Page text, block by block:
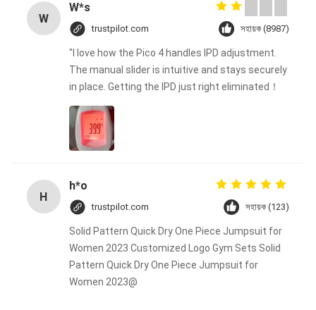
W
W*s
trustpilot.com সহায়ক (8987)
"I love how the Pico 4 handles IPD adjustment.
The manual slider is intuitive and stays securely
in place. Getting the IPD just right eliminated！
H
h*o
trustpilot.com সহায়ক (123)
Solid Pattern Quick Dry One Piece Jumpsuit for
Women 2023 Customized Logo Gym Sets Solid
Pattern Quick Dry One Piece Jumpsuit for
Women 2023@